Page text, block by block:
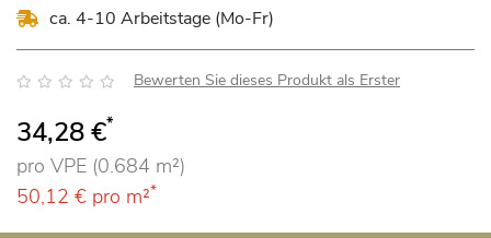
ca. 4-10 Arbeitstage (Mo-Fr)
Bewertung: Bewerten Sie dieses Produkt als Erster
34,28 €*
pro VPE (0.684 m²)
50,12 € pro m²*